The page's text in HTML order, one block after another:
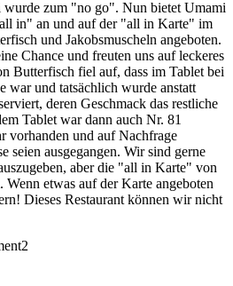
zum "no go". Nun bietet Umami
in" an und auf der "all in Karte" im
und Jakobsmuscheln angeboten.
Chance und freuten uns auf leckeres
Butterfisch fiel auf, dass im Tablet bei
war und tatsächlich wurde anstatt
deren Geschmack das restliche
Tablet war dann auch Nr. 81
vorhanden und auf Nachfrage
seien ausgegangen. Wir sind gerne
aber die "all in Karte" von
. Wenn etwas auf der Karte angeboten
Dieses Restaurant können wir nicht
2